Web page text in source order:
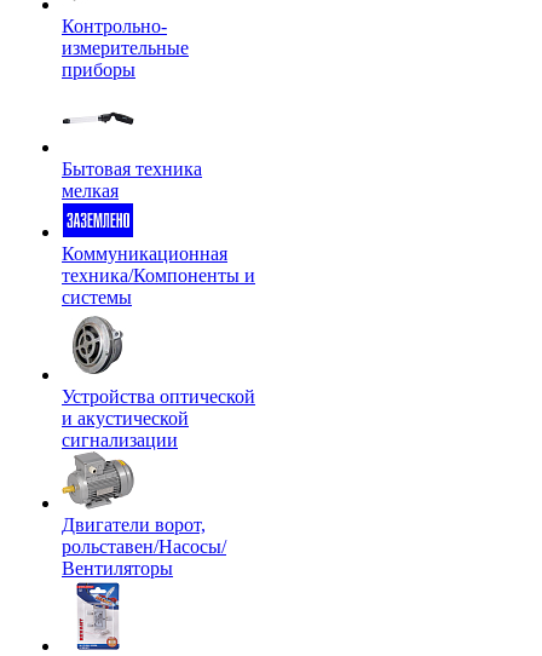
Контрольно-
измерительные
приборы
Бытовая техника
мелкая
Коммуникационная
техника/Компоненты и
системы
Устройства оптической
и акустической
сигнализации
Двигатели ворот,
рольставен/Насосы/
Вентиляторы